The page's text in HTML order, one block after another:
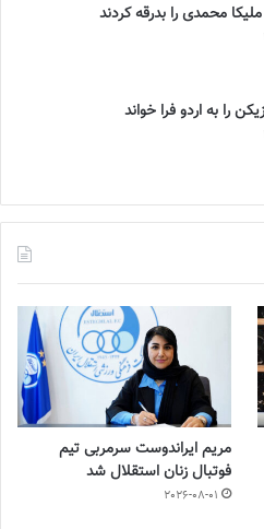
محمدی را بدرقه کردند
مریم ایراندوست سرمربی تیم
فوتبال زنان استقلال شد
2026-08-01